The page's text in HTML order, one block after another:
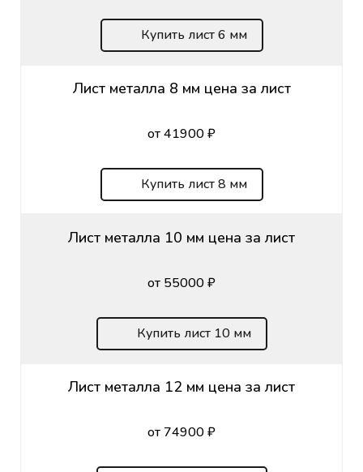
Купить лист 6 мм
Лист металла 8 мм цена за лист
от 41900 ₽
Купить лист 8 мм
Лист металла 10 мм цена за лист
от 55000 ₽
Купить лист 10 мм
Лист металла 12 мм цена за лист
от 74900 ₽